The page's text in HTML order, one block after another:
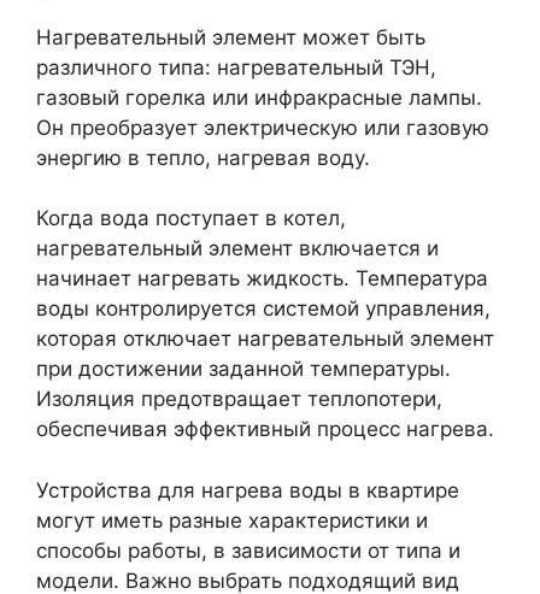
Нагревательный элемент может быть
различного типа: нагревательный ТЭН,
газовый горелка или инфракрасные лампы.
Он преобразует электрическую или газовую
энергию в тепло, нагревая воду.
Когда вода поступает в котел,
нагревательный элемент включается и
начинает нагревать жидкость. Температура
воды контролируется системой управления,
которая отключает нагревательный элемент
при достижении заданной температуры.
Изоляция предотвращает теплопотери,
обеспечивая эффективный процесс нагрева.
Устройства для нагрева воды в квартире
могут иметь разные характеристики и
способы работы, в зависимости от типа и
модели. Важно выбрать подходящий вид